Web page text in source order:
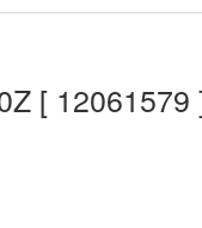
[ 12061579